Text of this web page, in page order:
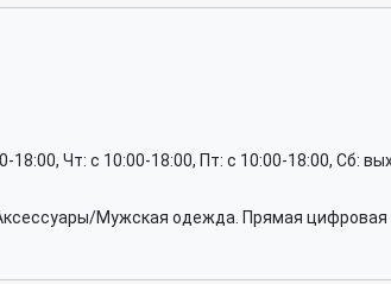
18:00, Чт: c 10:00-18:00, Пт: c 10:00-18:00, Сб:
Мужская одежда. Прямая